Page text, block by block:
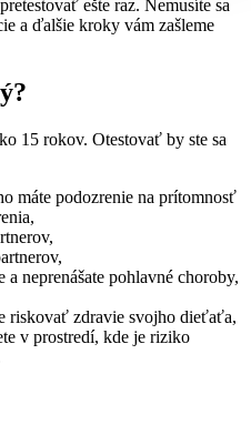
ešte raz. Nemusíte sa
a ďalšie kroky vám zašleme
15 rokov. Otestovať by ste sa
máte podozrenie na prítomnosť
a neprenášate pohlavné choroby,
riskovať zdravie svojho dieťaťa,
v prostredí, kde je riziko